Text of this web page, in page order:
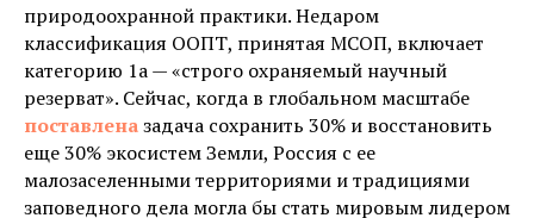
природоохранной практики. Недаром
классификация ООПТ, принятая МСОП, включает
категорию 1а — «строго охраняемый научный
резерват». Сейчас, когда в глобальном масштабе
поставленазадача сохранить 30% и восстановить
еще 30% экосистем Земли, Россия с ее
малозаселенными территориями и традициями
заповедного дела могла бы стать мировым лидером